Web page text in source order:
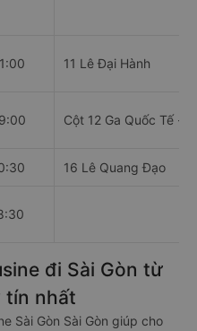
11 Lê Đại Hành
Cột 12 Ga Quốc Tế -
16 Lê Quang Đạo
đi Sài Gòn từ
tín nhất
Sài Gòn Sài Gòn giúp cho